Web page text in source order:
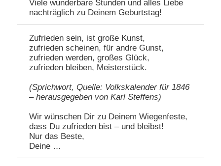
Viele wunderbare Stunden und alles Liebe
nachträglich zu Deinem Geburtstag!
Zufrieden sein, ist große Kunst,
zufrieden scheinen, für andre Gunst,
zufrieden werden, großes Glück,
zufrieden bleiben, Meisterstück.
(Sprichwort, Quelle: Volkskalender für 1846
– herausgegeben von Karl Steffens)
Wir wünschen Dir zu Deinem Wiegenfeste,
dass Du zufrieden bist – und bleibst!
Nur das Beste,
Deine …